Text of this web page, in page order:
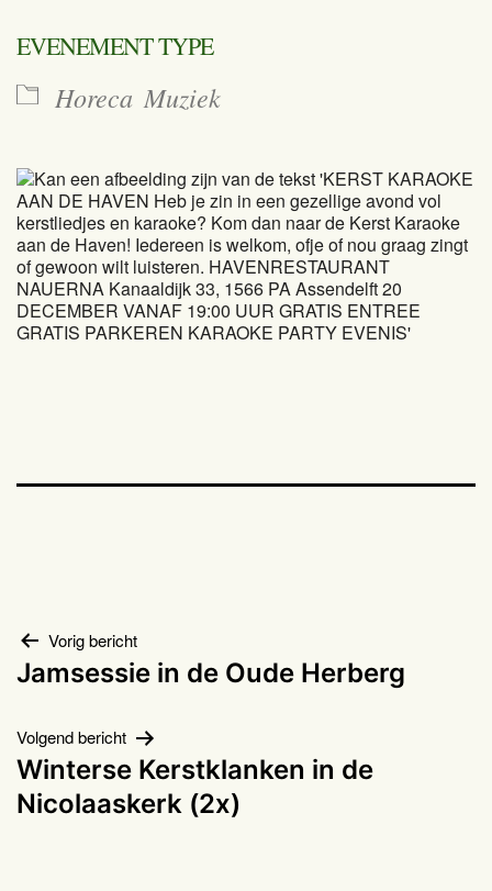
EVENEMENT TYPE
Horeca Muziek
Bericht
Vorig bericht
Jamsessie in de Oude Herberg
Volgend bericht
Winterse Kerstklanken in de
Nicolaaskerk (2x)